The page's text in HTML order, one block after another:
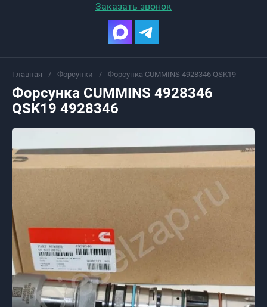
Заказать звонок
Главная / Форсунки / Форсунка CUMMINS 4928346 QSK19
Форсунка CUMMINS 4928346
QSK19 4928346